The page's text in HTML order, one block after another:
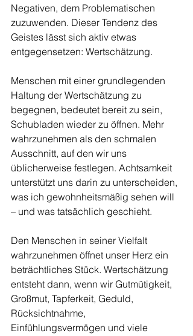
Negativen, dem Problematischen
zuzuwenden. Dieser Tendenz des
Geistes lässt sich aktiv etwas
entgegensetzen: Wertschätzung.
Menschen mit einer grundlegenden
Haltung der Wertschätzung zu
begegnen, bedeutet bereit zu sein,
Schubladen wieder zu öffnen. Mehr
wahrzunehmen als den schmalen
Ausschnitt, auf den wir uns
üblicherweise festlegen. Achtsamkeit
unterstützt uns darin zu unterscheiden,
was ich gewohnheitsmäßig sehen will
– und was tatsächlich geschieht.
Den Menschen in seiner Vielfalt
wahrzunehmen öffnet unser Herz ein
beträchtliches Stück. Wertschätzung
entsteht dann, wenn wir Gutmütigkeit,
Großmut, Tapferkeit, Geduld,
Rücksichtnahme,
Einfühlungsvermögen und viele